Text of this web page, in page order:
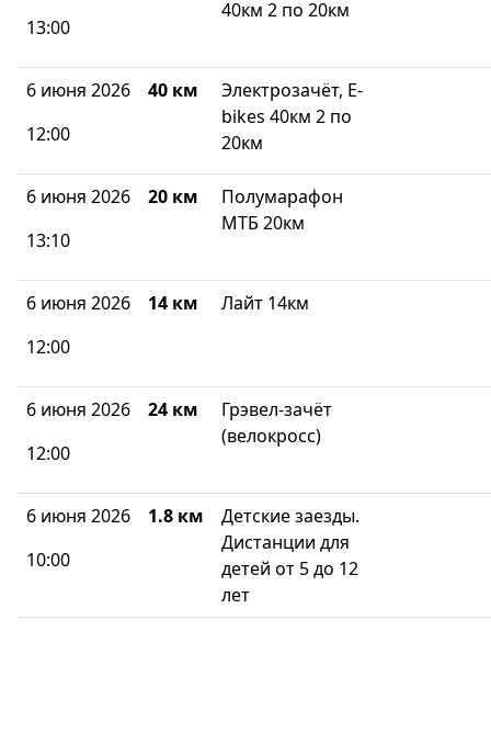
13:00
40км 2 по 20км
6 июня 2026
12:00
40 км
Электрозачёт, E-
bikes 40км 2 по
20км
6 июня 2026
13:10
20 км
Полумарафон
МТБ 20км
6 июня 2026
12:00
14 км Лайт 14км
6 июня 2026
12:00
24 км
Грэвел-зачёт
(велокросс)
6 июня 2026
10:00
1.8 км
Детские заезды.
Дистанции для
детей от 5 до 12
лет